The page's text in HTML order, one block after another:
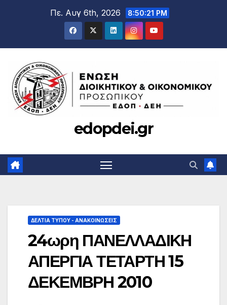
Πε. Αυγ 6th, 2026 8:50:23 PM
edopdei.gr
ΔΕΛΤΊΑ ΤΎΠΟΥ - ΑΝΑΚΟΙΝΏΣΕΙΣ
24ωρη ΠΑΝΕΛΛΑΔΙΚΗ
ΑΠΕΡΓΙΑ ΤΕΤΑΡΤΗ 15
ΔΕΚΕΜΒΡΗ 2010